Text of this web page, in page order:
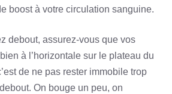
boost à votre circulation sanguine.
debout, assurez-vous que vos
à l’horizontale sur le plateau du
de ne pas rester immobile trop
On bouge un peu, on